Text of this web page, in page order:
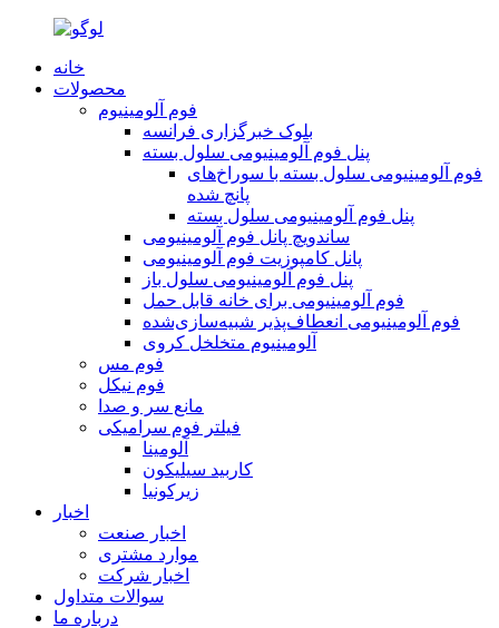
خانه
محصولات
فوم آلومینیوم
بلوک خبرگزاری فرانسه
پنل فوم آلومینیومی سلول بسته
فوم آلومینیومی سلول بسته با سوراخ‌های
پانچ شده
پنل فوم آلومینیومی سلول بسته
ساندویچ پانل فوم آلومینیومی
پانل کامپوزیت فوم آلومینیومی
پنل فوم آلومینیومی سلول باز
فوم آلومینیومی برای خانه قابل حمل
فوم آلومینیومی انعطاف‌پذیر شبیه‌سازی‌شده
آلومینیوم متخلخل کروی
فوم مس
فوم نیکل
مانع سر و صدا
فیلتر فوم سرامیکی
آلومینا
کاربید سیلیکون
زیرکونیا
اخبار
اخبار صنعت
موارد مشتری
اخبار شرکت
سوالات متداول
درباره ما